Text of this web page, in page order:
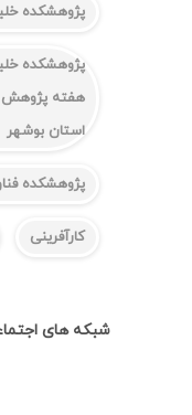
پژوهشکده
پژوهشکده
هفته پژوهش
استان بوشهر
پژوهشکده
کارآفرینی
شبکه های